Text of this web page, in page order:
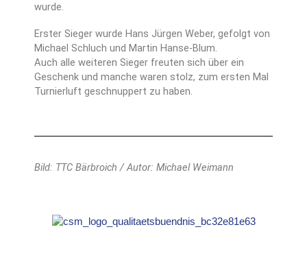
wurde.
Erster Sieger wurde Hans Jürgen Weber, gefolgt von
Michael Schluch und Martin Hanse-Blum.
Auch alle weiteren Sieger freuten sich über ein
Geschenk und manche waren stolz, zum ersten Mal
Turnierluft geschnuppert zu haben.
Bild: TTC Bärbroich / Autor: Michael Weimann